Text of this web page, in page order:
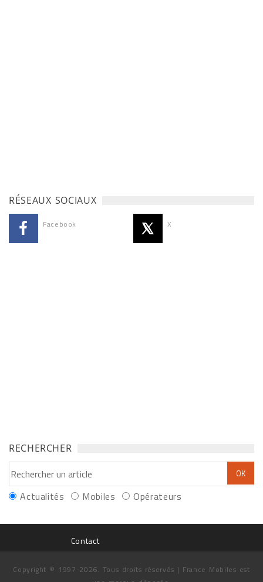
RÉSEAUX SOCIAUX
Facebook X
RECHERCHER
Actualités Mobiles Opérateurs
Contact
Copyright © 1997-2026. Tous droits réservés | France Mobiles est